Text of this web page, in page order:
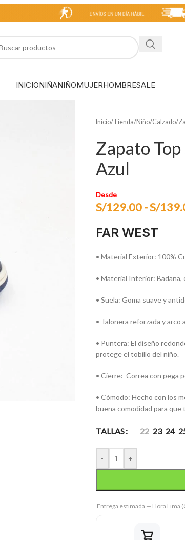
INICIONIÑANIÑOMUJERHOMBRESALE
Inicio/Tienda/Niño/Calzado/
Zapato
Azul
Desde
S/129.00-S/
FAR WEST
• Material Exterior: 100%
• Material Interior: Badana,
• Suela: Goma suave y
• Talonera reforzada y arco
• Puntera: El diseño
protege el tobillo del niño.
• Cierre: Correa con pega
• Cómodo: Hecho con los
buena comodidad para que
TALLAS 22 23 24
- +
Entrega estimada — Hora Lima